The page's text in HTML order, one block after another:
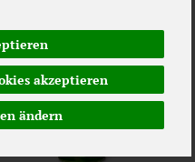
akzeptieren
ändern